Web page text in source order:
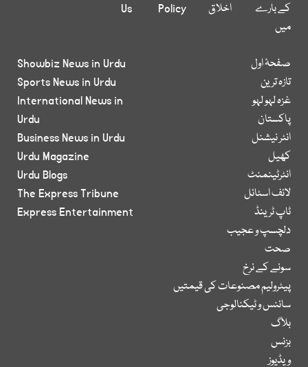
کے بارے
میں
اخلاق
Policy
Us
صفحۂ اول
تازہ ترین
غزہ لہو لہو
پاکستان
انٹر نیشنل
کھیل
انٹرٹینمنٹ
لائف اسٹائل
ٹاپ ٹرینڈ
دلچسپ و عجیب
صحت
سونے کے نرخ
پیٹرولیم مصنوعات کی قیمتیں
سائنس و ٹیکنالوجی
بلاگ
بزنس
ویڈیوز
Showbiz News in Urdu
Sports News in Urdu
International News in
Urdu
Business News in Urdu
Urdu Magazine
Urdu Blogs
The Express Tribune
Express Entertainment